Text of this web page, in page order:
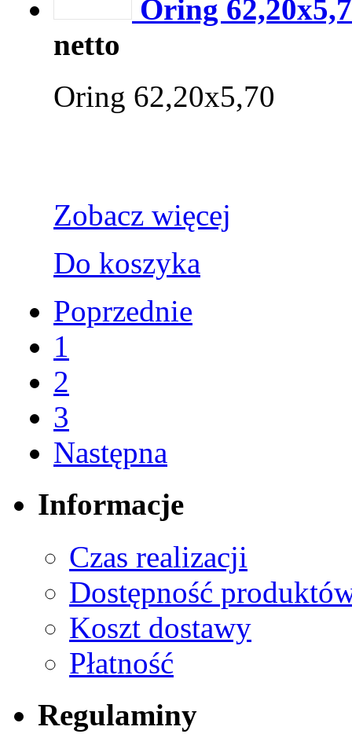
Oring
netto
Oring 62,20x5,70
Zobacz więcej
Do koszyka
Poprzednie
1
2
3
Następna
Informacje
Czas realizacji
Dostępność
Koszt dostawy
Płatność
Regulaminy